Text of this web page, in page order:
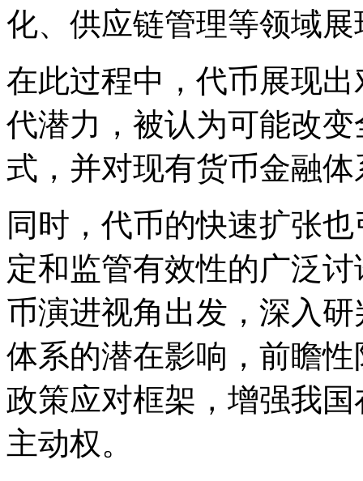
化、供应链管理等领域
在此过程中，代币展现
代潜力，被认为可能改
式，并对现有货币金融
同时，代币的快速扩张
定和监管有效性的广泛
币演进视角出发，深入
体系的潜在影响，前瞻
政策应对框架，增强我
主动权。